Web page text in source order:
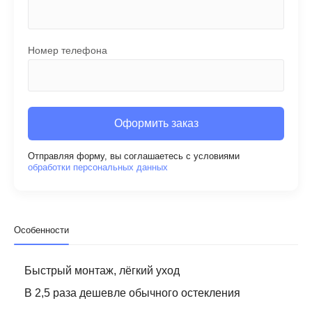
Номер телефона
Оформить заказ
Отправляя форму, вы соглашаетесь с условиями
обработки персональных данных
Особенности
Быстрый монтаж, лёгкий уход
В 2,5 раза дешевле обычного остекления